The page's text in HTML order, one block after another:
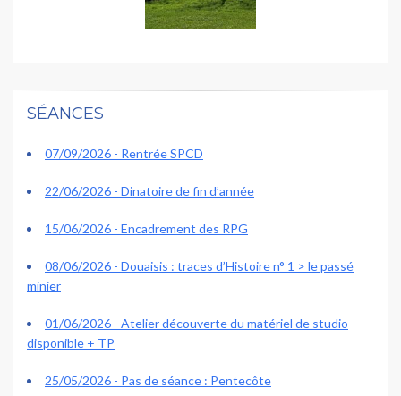
SÉANCES
07/09/2026 - Rentrée SPCD
22/06/2026 - Dinatoire de fin d’année
15/06/2026 - Encadrement des RPG
08/06/2026 - Douaisis : traces d’Histoire n° 1 > le passé
minier
01/06/2026 - Atelier découverte du matériel de studio
disponible + TP
25/05/2026 - Pas de séance : Pentecôte